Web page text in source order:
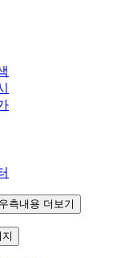
우측내용 더보기